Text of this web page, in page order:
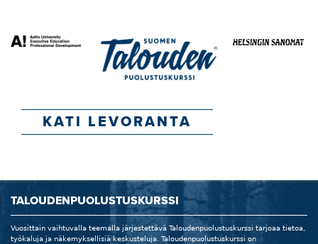
KATI LEVORANTA
TALOUDENPUOLUSTUSKURSSI
Vuosittain vaihtuvalla teemalla järjestettävä Taloudenpuolustuskurssi tarjoaa tietoa,
työkaluja ja näkemyksellisiä keskusteluja. Taloudenpuolustuskurssi on